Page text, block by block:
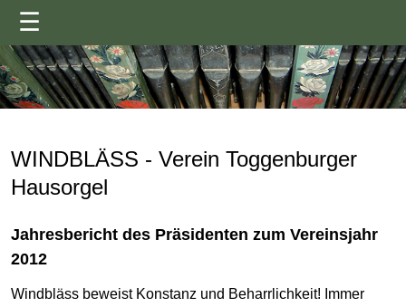
☰
WINDBLÄSS - Verein Toggenburger
Hausorgel
Jahresbericht des Präsidenten zum Vereinsjahr
2012
Windbläss beweist Konstanz und Beharrlichkeit! Immer